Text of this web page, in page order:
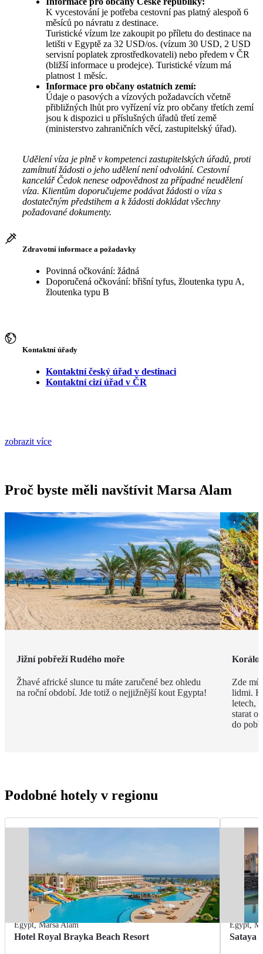
K vycestování je potřeba cestovní pas platný alespoň 6
měsíců po návratu z destinace.
Turistické vízum lze zakoupit po příletu do destinace na
letišti v Egyptě za 32 USD/os. (vízum 30 USD, 2 USD
servisní poplatek zprostředkovateli) nebo předem v ČR
(bližší informace u prodejce). Turistické vízum má
platnost 1 měsíc.
Informace pro občany ostatních zemí:
Údaje o pasových a vízových požadavcích včetně
přibližných lhůt pro vyřízení víz pro občany třetích zemí
jsou k dispozici u příslušných úřadů třetí země
(ministerstvo zahraničních věcí, zastupitelský úřad).
Udělení víza je plně v kompetenci zastupitelských úřadů, proti
zamítnutí žádosti o jeho udělení není odvolání. Cestovní
kancelář Čedok nenese odpovědnost za případné neudělení
víza. Klientům doporučujeme podávat žádosti o víza s
dostatečným předstihem a k žádosti dokládat všechny
požadované dokumenty.
Zdravotní informace a požadavky
Povinná očkování: žádná
Doporučená očkování: břišní tyfus, žloutenka typu A,
žloutenka typu B
Kontaktní úřady
Kontaktní český úřad v destinaci
Kontaktní cizí úřad v ČR
zobrazit více
Proč byste měli navštívit Marsa Alam
Jižní pobřeží Rudého moře
Žhavé africké slunce tu máte zaručené bez ohledu
na roční období. Jde totiž o nejjižnější kout Egypta!
Zde
lidmi. K
letech,
starat o
do
Podobné hotely v regionu
Egypt,Marsa Alam
Hotel Royal Brayka Beach Resort
Egypt,
Sataya